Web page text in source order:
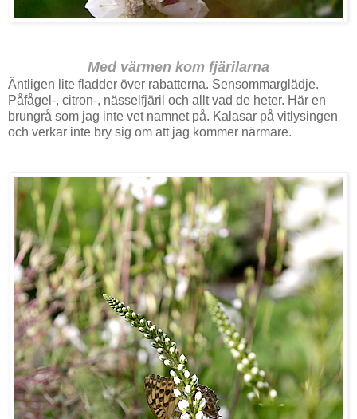
Med värmen kom fjärilarna
Äntligen lite fladder över rabatterna. Sensommarglädje.
Påfågel-, citron-, nässelfjäril och allt vad de heter. Här en
brungrå som jag inte vet namnet på. Kalasar på vitlysingen
och verkar inte bry sig om att jag kommer närmare.